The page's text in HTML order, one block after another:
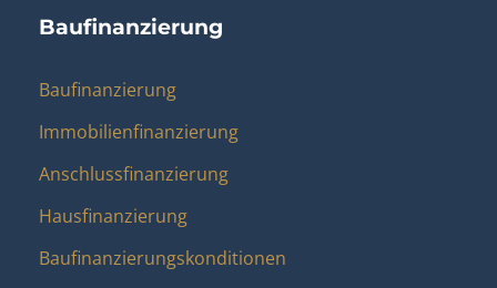
Baufinanzierung
Baufinanzierung
Immobilienfinanzierung
Anschlussfinanzierung
Hausfinanzierung
Baufinanzierungskonditionen